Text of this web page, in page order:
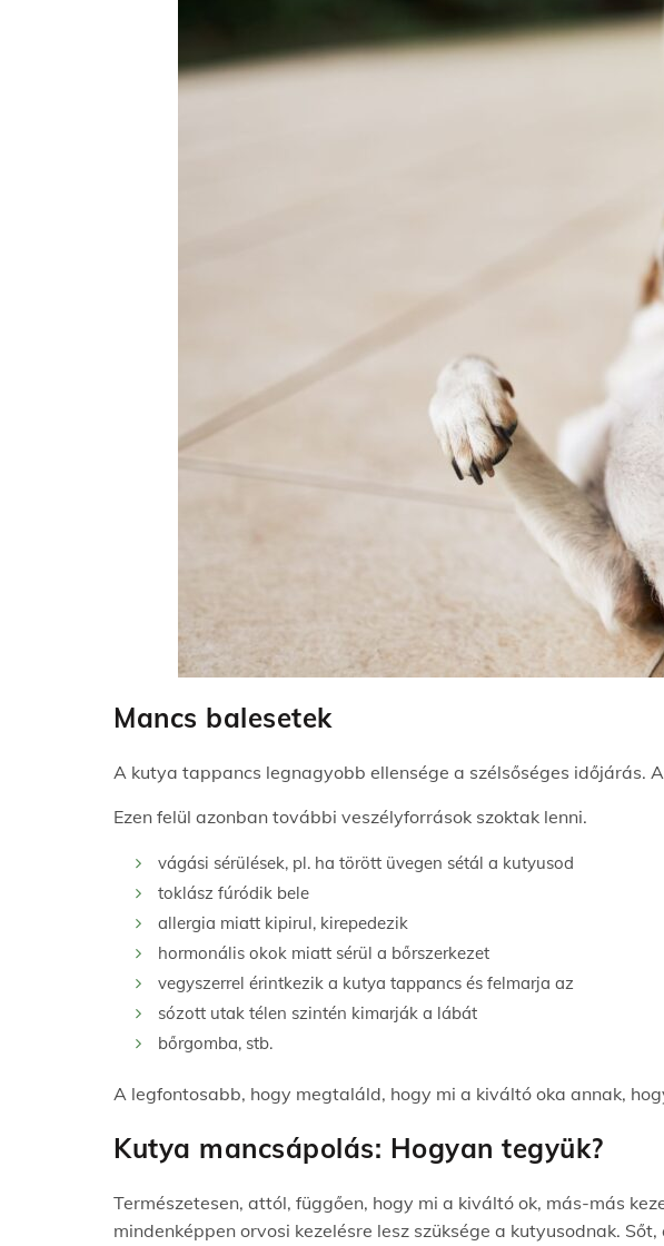
Mancs balesetek
A kutya tappancs legnagyobb ellensége a szélsőséges időjárás.
Ezen felül azonban további veszélyforrások szoktak lenni.
vágási sérülések, pl. ha törött üvegen sétál a kutyusod
toklász fúródik bele
allergia miatt kipirul, kirepedezik
hormonális okok miatt sérül a bőrszerkezet
vegyszerrel érintkezik a kutya tappancs és felmarja az
sózott utak télen szintén kimarják a lábát
bőrgomba, stb.
A legfontosabb, hogy megtaláld, hogy mi a kiváltó oka annak,
Kutya mancsápolás: Hogyan tegyük?
Természetesen, attól, függően, hogy mi a kiváltó ok, más-más
mindenképpen orvosi kezelésre lesz szüksége a kutyusodnak.